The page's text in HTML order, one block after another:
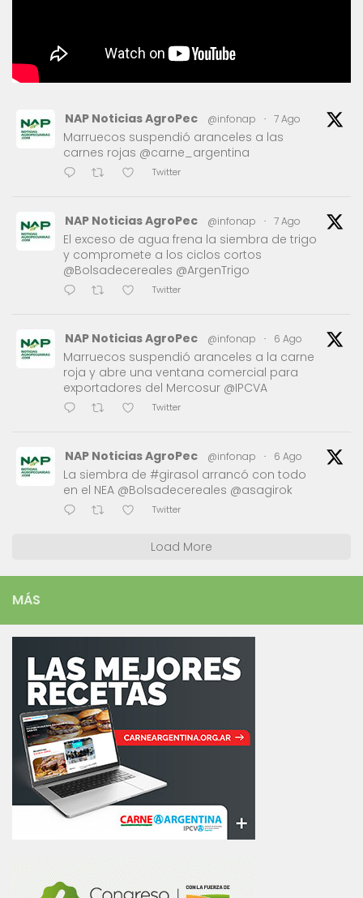
NAP Noticias AgroPec @infonap · 7 Ago
Marruecos suspendió aranceles a las
carnes rojas @carne_argentina
Twitter
NAP Noticias AgroPec @infonap · 7 Ago
El exceso de agua frena la siembra de trigo
y compromete a los ciclos cortos
@Bolsadecereales @ArgenTrigo
Twitter
NAP Noticias AgroPec @infonap · 6 Ago
Marruecos suspendió aranceles a la carne
roja y abre una ventana comercial para
exportadores del Mercosur @IPCVA
Twitter
NAP Noticias AgroPec @infonap · 6 Ago
La siembra de #girasol arrancó con todo
en el NEA @Bolsadecereales @asagirok
Twitter
Load More
MÁS